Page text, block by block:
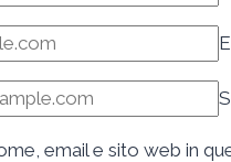
email e sito web in